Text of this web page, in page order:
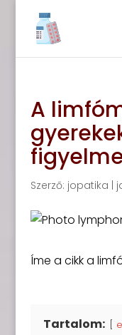
A
Szerző: jopatika
Íme a cikk a
Tartalom: